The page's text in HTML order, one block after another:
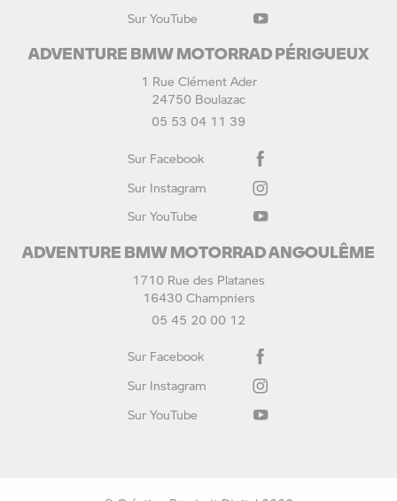
Sur YouTube
ADVENTURE BMW MOTORRAD PÉRIGUEUX
1 Rue Clément Ader
24750 Boulazac
05 53 04 11 39
Sur Facebook
Sur Instagram
Sur YouTube
ADVENTURE BMW MOTORRAD ANGOULÊME
1710 Rue des Platanes
16430 Champniers
05 45 20 00 12
Sur Facebook
Sur Instagram
Sur YouTube